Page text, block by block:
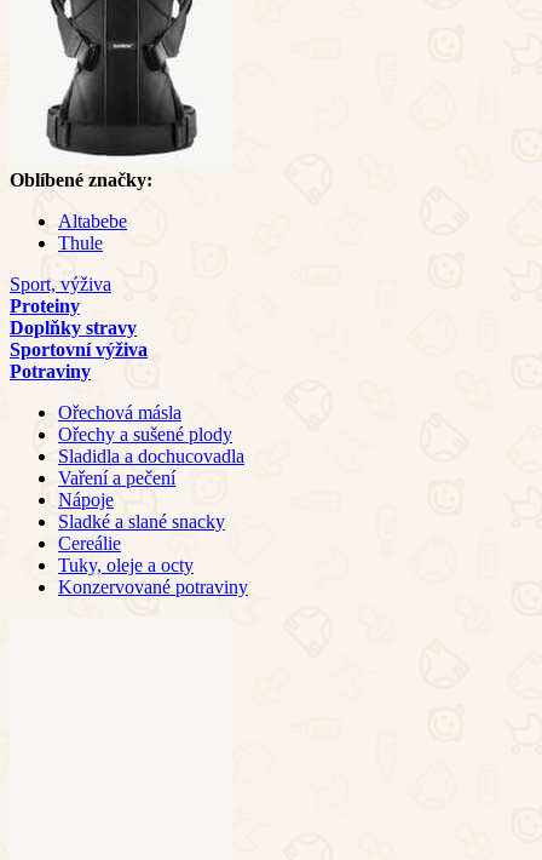
Oblíbené značky:
Altabebe
Thule
Sport, výživa
Proteiny
Doplňky stravy
Sportovní výživa
Potraviny
Ořechová másla
Ořechy a sušené plody
Sladidla a dochucovadla
Vaření a pečení
Nápoje
Sladké a slané snacky
Cereálie
Tuky, oleje a octy
Konzervované potraviny